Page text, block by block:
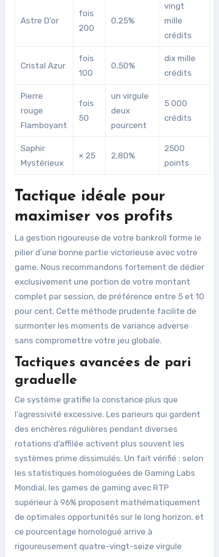
Astre D’or
fois
200
0.25%
vingt
mille
crédits
Cristal Azur
fois
100
0,50%
dix mille
crédits
Pierre
rouge
Flamboyant
fois
50
un virgule
deux
pourcent
5 000
crédits
Saphir
Mystérieux
× 25 2,80%
2500
points
Tactique idéale pour
maximiser vos profits
La gestion rigoureuse de votre bankroll forme le
pilier d’une bonne partie victorieuse avec votre
game. Nous recommandons fortement de dédier
exclusivement une portion de votre montant
complet par session, de préférence entre 5 et 10
pour cent. Cette méthode prudente facilite de
surmonter les moments de variance adverse
sans compromettre votre jeu globale.
Tactiques avancées de pari
graduelle
Ce système gratifie la constance plus que
l’agressivité excessive. Les parieurs qui gardent
des enchères régulières pendant diverses
rotations d’affilée activent plus souvent les
systèmes prime dissimulés. Un fait vérifié : selon
les statistiques homologuées de Gaming Labs
Mondial, les games de gaming avec RTP
supérieur à 96% proposent mathématiquement
de optimales opportunités sur le long horizon, et
ce pourcentage homologué arrive à
rigoureusement quatre-vingt-seize virgule